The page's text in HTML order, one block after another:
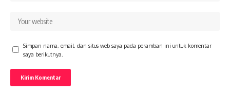
Simpan nama, email, dan situs web saya pada peramban ini untuk komentar
saya berikutnya.